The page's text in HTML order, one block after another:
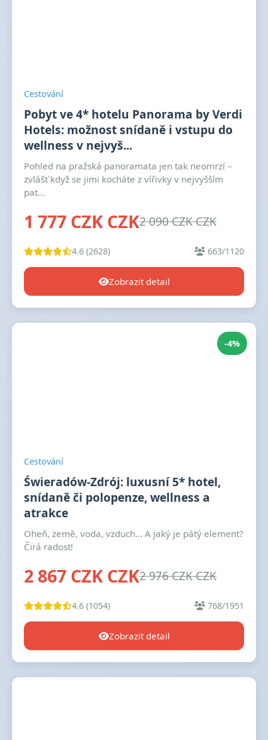
Cestování
Pobyt ve 4* hotelu Panorama by Verdi
Hotels: možnost snídaně i vstupu do
wellness v nejvyš...
Pohled na pražská panoramata jen tak neomrzí –
zvlášť když se jimi kocháte z vířivky v nejvyšším
pat...
1 777 CZK CZK2 090 CZK CZK
4.6 (2628) 663/1120
Zobrazit detail
-4%
Cestování
Świeradów-Zdrój: luxusní 5* hotel,
snídaně či polopenze, wellness a
atrakce
Oheň, země, voda, vzduch... A jaký je pátý element?
Čirá radost!
2 867 CZK CZK2 976 CZK CZK
4.6 (1054) 768/1951
Zobrazit detail